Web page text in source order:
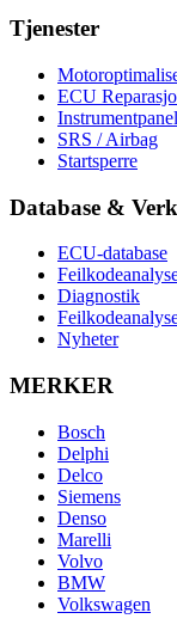
Tjenester
ECU
Instrumentpanel
SRS / Airbag
Startsperre
Database &
ECU-database
Diagnostik
Nyheter
MERKER
Bosch
Delphi
Delco
Siemens
Denso
Marelli
Volvo
BMW
Volkswagen